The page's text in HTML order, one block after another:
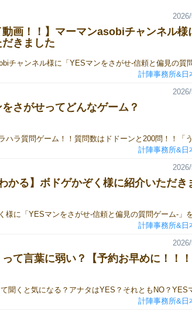
動画！！】マーマンasobiチャンネル様
だきました
計陣事務所&日
さがせってどんなゲーム？
計陣事務所&日
かる】ボドゲかぞく様に紹介いただき
計陣事務所&日
って言葉に弱い？【予約お早めに！！！
計陣事務所&日